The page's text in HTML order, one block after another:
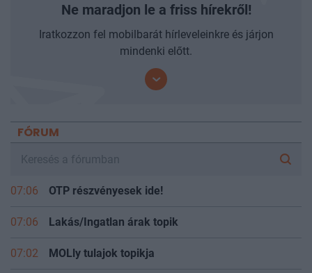
Ne maradjon le a friss hírekről!
Iratkozzon fel mobilbarát hírleveleinkre és járjon
mindenki előtt.
FÓRUM
07:06 OTP részvényesek ide!
07:06 Lakás/Ingatlan árak topik
07:02 MOLly tulajok topikja